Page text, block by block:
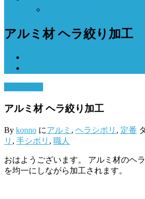
アルミ材 ヘラ絞り加工
アルミ材 ヘラ絞り加工
By konno にアルミ , ヘラシボリ , 定番
リ , 手シボリ , 職人
おはようございます。 アルミ材のヘ
を均一にしながら加工されます。